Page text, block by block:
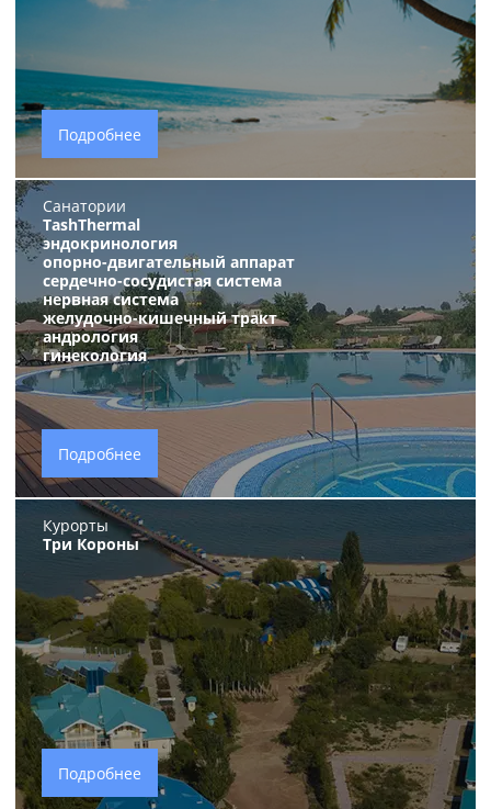
Подробнее
Санатории
TashThermal
эндокринология
опорно-двигательный аппарат
сердечно-сосудистая система
нервная система
желудочно-кишечный тракт
андрология
гинекология
Подробнее
Курорты
Три Короны
Подробнее